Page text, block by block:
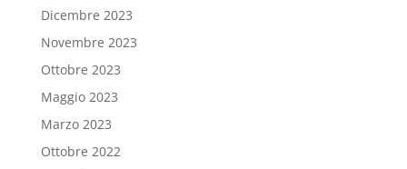
Dicembre 2023
Novembre 2023
Ottobre 2023
Maggio 2023
Marzo 2023
Ottobre 2022